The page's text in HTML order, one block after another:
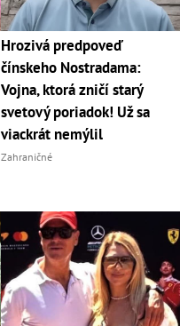
Hrozivá predpoveď
čínskeho Nostradama:
Vojna, ktorá zničí starý
svetový poriadok! Už sa
viackrát nemýlil
Zahraničné